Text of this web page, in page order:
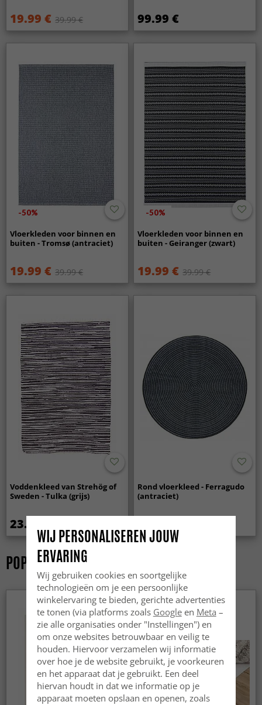
19.99 € 39.99 € 99.99 €
-50%
Vloerkleden voor binnen en
buiten - Tromsø (antraciet)
19.99 € 39.99 €
-50%
Vloerkleden voor binnen en
buiten - Geiranger (zwart)
19.99 € 39.99 €
Voddenkleed van Strehög of
Sweden - Tulka (grijs)
23.99 €
Rond vloerkleed - Ferragudo
(antraciet)
POPULAIRE TAPIJTEN
WIJ PERSONALISEREN JOUW
ERVARING
Wij gebruiken cookies en soortgelijke
technologieën om je een persoonlijke
winkelervaring te bieden, gerichte advertenties
te tonen (via platforms zoals Googleen Meta –
zie alle organisaties onder "Instellingen") en
om onze websites betrouwbaar en veilig te
houden. Hiervoor verzamelen wij informatie
over hoe je de website gebruikt, je voorkeuren
en het apparaat dat je gebruikt. Een deel
hiervan houdt in dat we informatie op je
apparaat moeten opslaan en openen, zoals